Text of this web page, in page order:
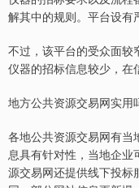
解其中的规则。平台设有
不过，该平台的受众面较
仪器的招标信息较少，在
地方公共资源交易网实用
各地公共资源交易网有当
息具有针对性，当地企
源交易网还提供线下投标